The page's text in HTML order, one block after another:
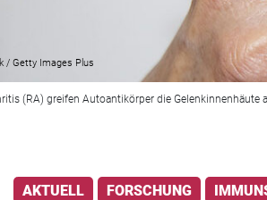
/ Getty Images Plus
(RA) greifen Autoantikörper die Gelenkinnenhäute
AKTUELL FORSCHUNG